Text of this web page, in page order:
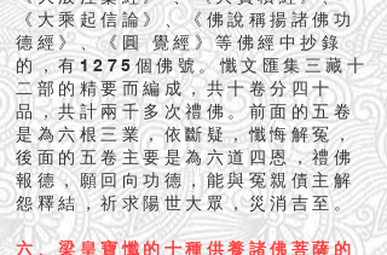
《大乘起信論》、《佛說稱揚諸佛功
德經》、《圓 覺經》等佛經中抄錄
的，有1275個佛號。懺文匯集三藏十
二部的精要而編成，共十卷分四十
品，共計兩千多次禮佛。前面的五卷
是為六根三業，依斷疑，懺悔解冤，
後面的五卷主要是為六道四恩，禮佛
報德，願回向功德，能與冤親債主解
怨釋結，祈求陽世大眾，災消吉至。
六、梁皇寶懺的十種供養諸佛菩薩的